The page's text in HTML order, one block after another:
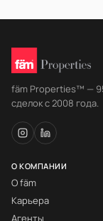
fäm Properties™ —
сделок с 2008 года.
О КОМПАНИИ
О fäm
Карьера
Агенты